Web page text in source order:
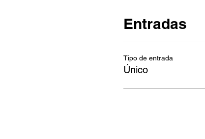
Entradas
Tipo de entrada
Único